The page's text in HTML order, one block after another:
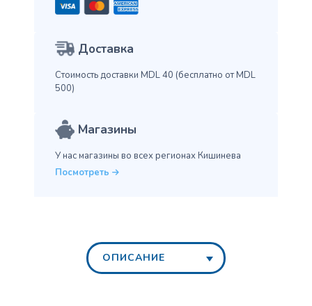
Доставка
Стоимость доставки MDL 40 (бесплатно от MDL
500)
Магазины
У нас магазины во всех регионах Кишинева
Посмотреть
ОПИСАНИЕ